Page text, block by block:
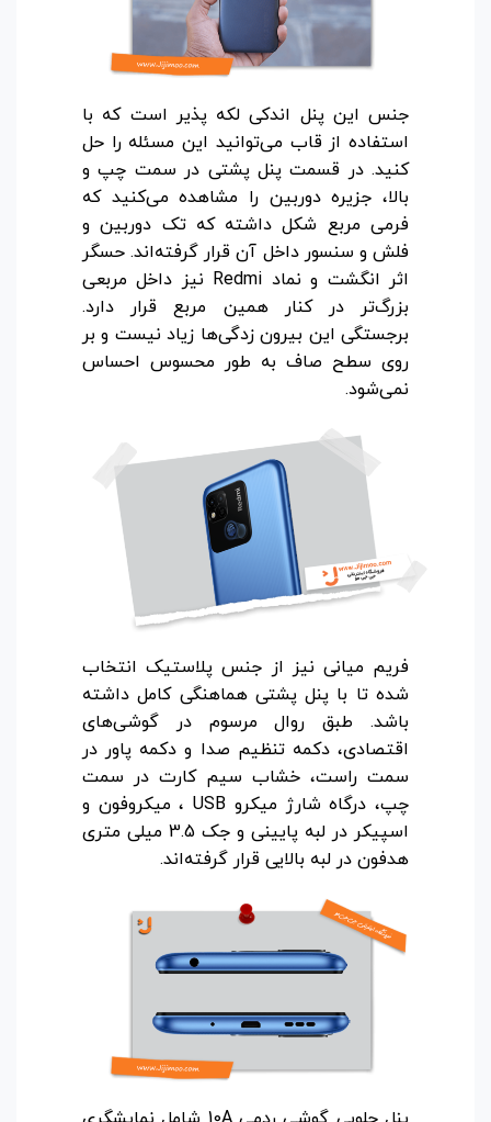
جنس این پنل اندکی لکه پذیر است که با
استفاده از قاب می‌توانید این مسئله را حل
کنید. در قسمت پنل پشتی در سمت چپ و
بالا، جزیره دوربین را مشاهده می‌کنید که
فرمی مربع شکل داشته که تک دوربین و
فلش و سنسور داخل آن قرار گرفته‌اند. حسگر
اثر انگشت و نماد Redmi نیز داخل مربعی
بزرگ‌تر در کنار همین مربع قرار دارد.
برجستگی این بیرون زدگی‌ها زیاد نیست و بر
روی سطح صاف به طور محسوس احساس
نمی‌شود.
فریم میانی نیز از جنس پلاستیک انتخاب
شده تا با پنل پشتی هماهنگی کامل داشته
باشد. طبق روال مرسوم در گوشی‌های
اقتصادی، دکمه تنظیم صدا و دکمه پاور در
سمت راست، خشاب سیم کارت در سمت
چپ، درگاه شارژ میکرو USB ، میکروفون و
اسپیکر در لبه پایینی و جک 3.5 میلی متری
هدفون در لبه بالایی قرار گرفته‌اند.